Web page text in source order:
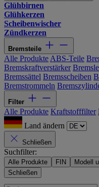
Glühbirnen
Glühkerzen
Scheibenwischer
Zündkerzen
Bremsteile
Alle Produkte ABS-Teile
Bremskraftverstärker
Bremssättel Bremsscheiben
Bremstrommeln
Filter
Alle Produkte Kraftstofffilter
Land ändern
Schließen
Suchfilter:
Alle Produkte FIN
Modell
Schließen